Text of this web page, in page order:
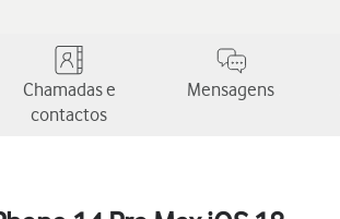
Chamadas e
contactos
Mensagens